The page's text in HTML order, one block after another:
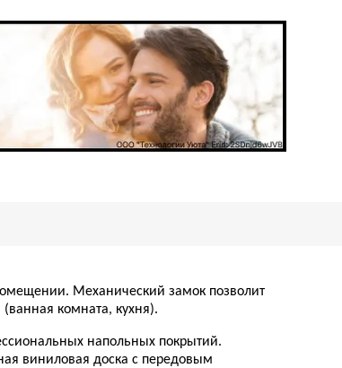
Механический замок позволит
комната, кухня).
напольных покрытий.
виниловая доска с передовым